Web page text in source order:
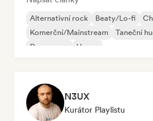
Alternativní rock Beaty/Lo-fi
Komerční/Mainstream
Taneční
Dream pop
House
N3UX
Kurátor Playlistu